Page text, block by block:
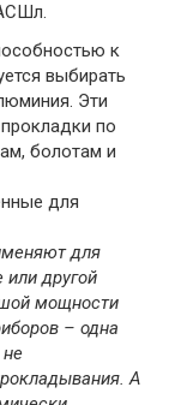
к
выбирать
Эти
по
болотам и
для
или другой
мощности
– одна
А